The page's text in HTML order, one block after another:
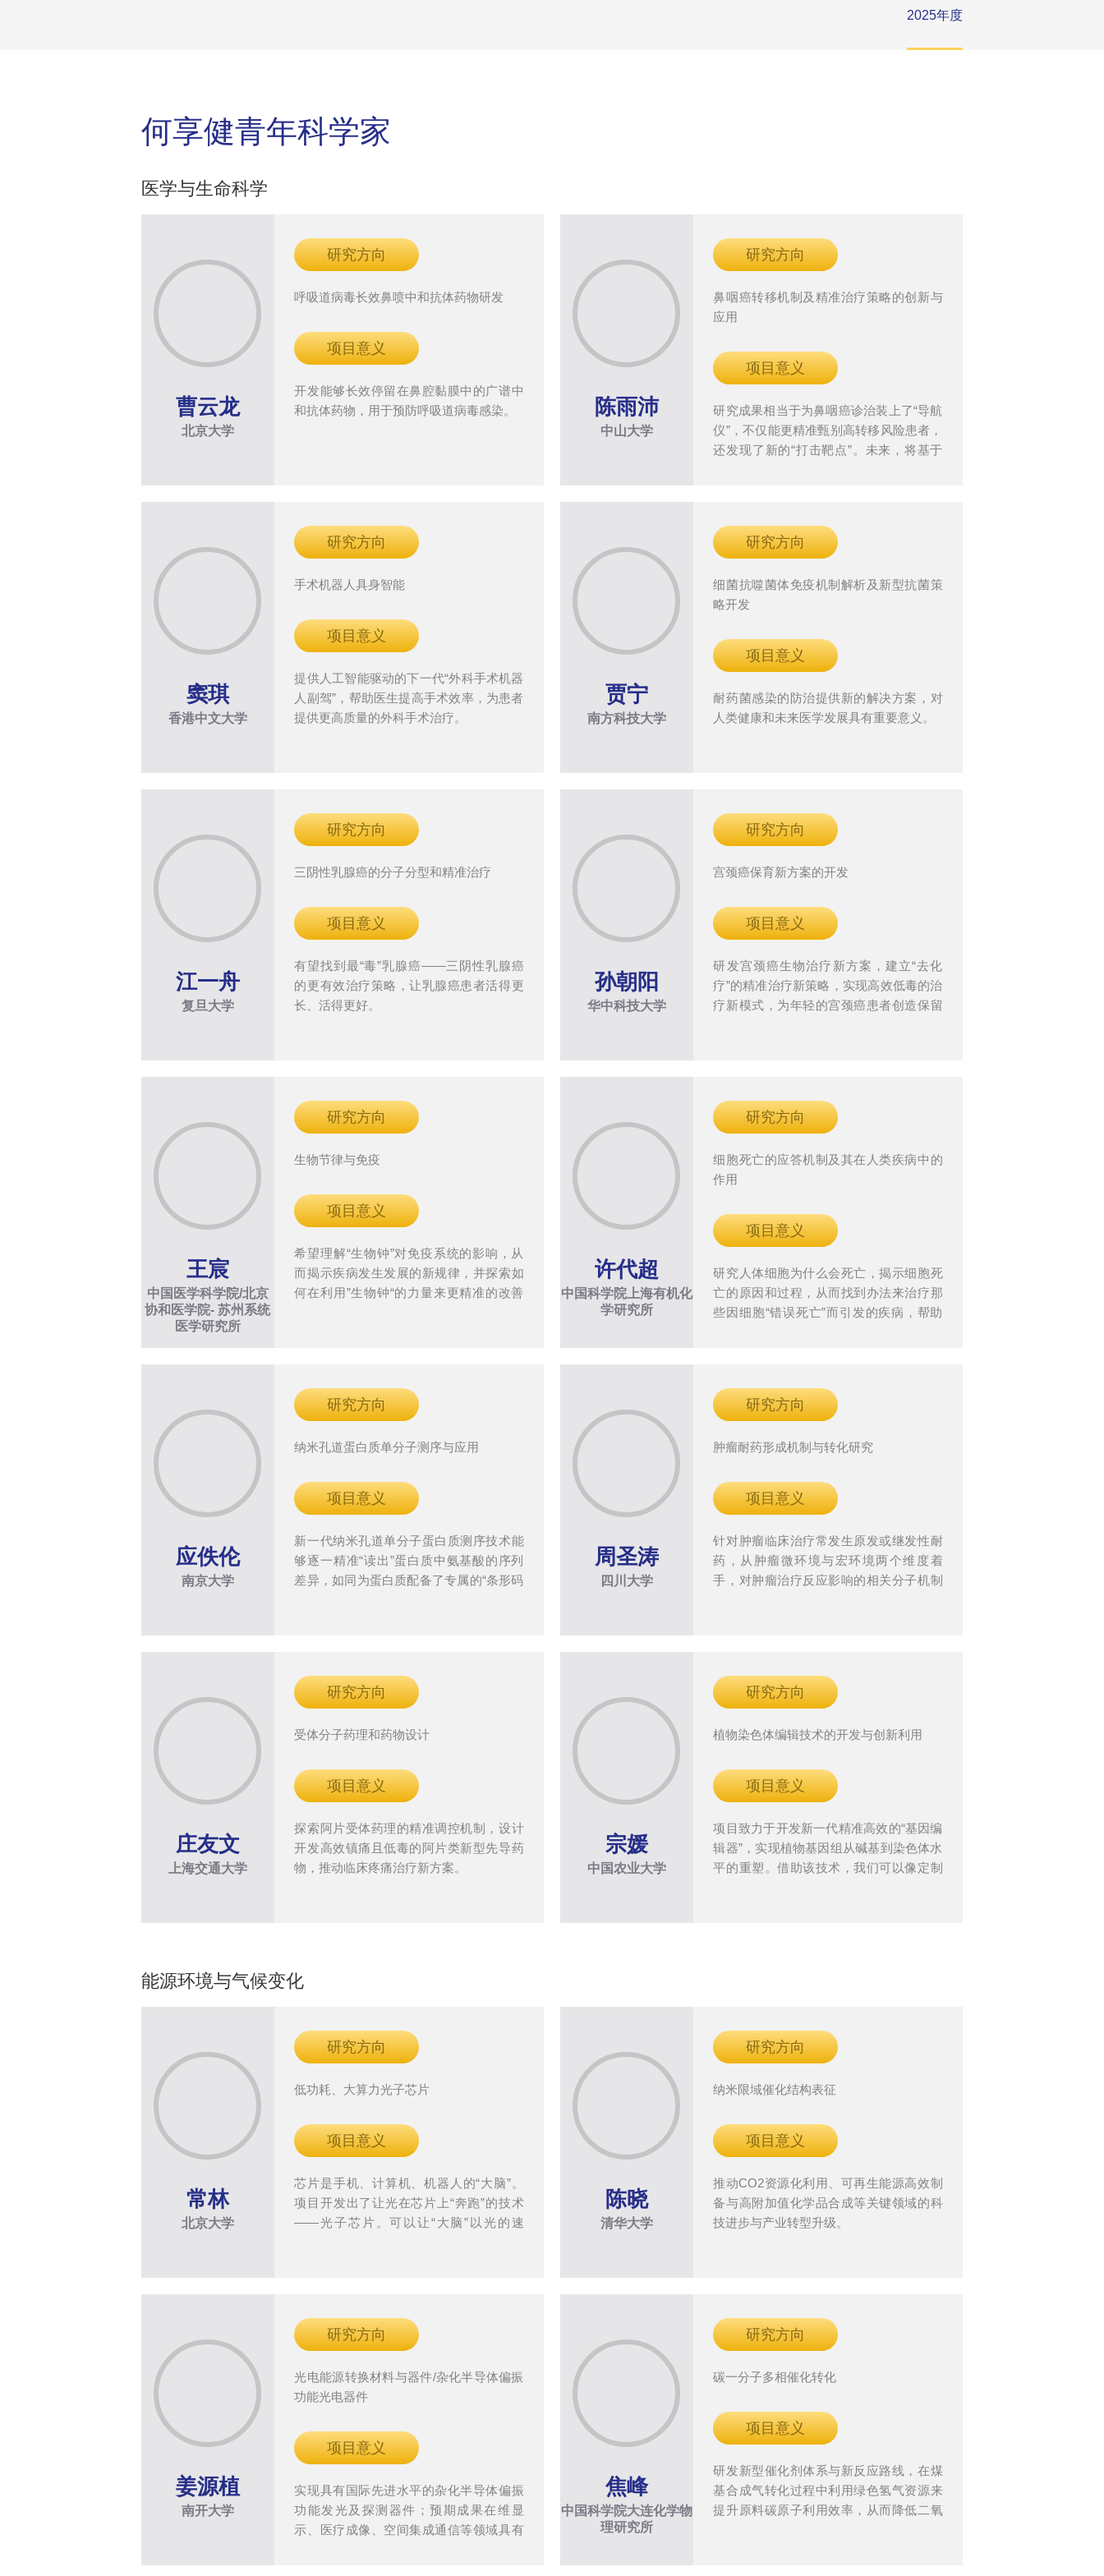
2025年度
何享健青年科学家
医学与生命科学
曹云龙
北京大学
研究方向
呼吸道病毒长效鼻喷中和抗体药物研发
项目意义
开发能够长效停留在鼻腔黏膜中的广谱中
和抗体药物，用于预防呼吸道病毒感染。
陈雨沛
中山大学
研究方向
鼻咽癌转移机制及精准治疗策略的创新与
应用
项目意义
研究成果相当于为鼻咽癌诊治装上了“导航
仪”，不仅能更精准甄别高转移风险患者，
还发现了新的“打击靶点”。未来，将基于
窦琪
香港中文大学
研究方向
手术机器人具身智能
项目意义
提供人工智能驱动的下一代“外科手术机器
人副驾”，帮助医生提高手术效率，为患者
提供更高质量的外科手术治疗。
贾宁
南方科技大学
研究方向
细菌抗噬菌体免疫机制解析及新型抗菌策
略开发
项目意义
耐药菌感染的防治提供新的解决方案，对
人类健康和未来医学发展具有重要意义。
江一舟
复旦大学
研究方向
三阴性乳腺癌的分子分型和精准治疗
项目意义
有望找到最“毒”乳腺癌——三阴性乳腺癌
的更有效治疗策略，让乳腺癌患者活得更
长、活得更好。
孙朝阳
华中科技大学
研究方向
宫颈癌保育新方案的开发
项目意义
研发宫颈癌生物治疗新方案，建立“去化
疗”的精准治疗新策略，实现高效低毒的治
疗新模式，为年轻的宫颈癌患者创造保留
王宸
中国医学科学院/北京
协和医学院- 苏州系统
医学研究所
研究方向
生物节律与免疫
项目意义
希望理解“生物钟”对免疫系统的影响，从
而揭示疾病发生发展的新规律，并探索如
何在利用”生物钟“的力量来更精准的改善
许代超
中国科学院上海有机化
学研究所
研究方向
细胞死亡的应答机制及其在人类疾病中的
作用
项目意义
研究人体细胞为什么会死亡，揭示细胞死
亡的原因和过程，从而找到办法来治疗那
些因细胞“错误死亡”而引发的疾病，帮助
应佚伦
南京大学
研究方向
纳米孔道蛋白质单分子测序与应用
项目意义
新一代纳米孔道单分子蛋白质测序技术能
够逐一精准“读出”蛋白质中氨基酸的序列
差异，如同为蛋白质配备了专属的“条形码
周圣涛
四川大学
研究方向
肿瘤耐药形成机制与转化研究
项目意义
针对肿瘤临床治疗常发生原发或继发性耐
药，从肿瘤微环境与宏环境两个维度着
手，对肿瘤治疗反应影响的相关分子机制
庄友文
上海交通大学
研究方向
受体分子药理和药物设计
项目意义
探索阿片受体药理的精准调控机制，设计
开发高效镇痛且低毒的阿片类新型先导药
物，推动临床疼痛治疗新方案。
宗媛
中国农业大学
研究方向
植物染色体编辑技术的开发与创新利用
项目意义
项目致力于开发新一代精准高效的“基因编
辑器”，实现植物基因组从碱基到染色体水
平的重塑。借助该技术，我们可以像定制
能源环境与气候变化
常林
北京大学
研究方向
低功耗、大算力光子芯片
项目意义
芯片是手机、计算机、机器人的“大脑”。
项目开发出了让光在芯片上“奔跑”的技术
——光子芯片。可以让“大脑”以光的速
陈晓
清华大学
研究方向
纳米限域催化结构表征
项目意义
推动CO2资源化利用、可再生能源高效制
备与高附加值化学品合成等关键领域的科
技进步与产业转型升级。
姜源植
南开大学
研究方向
光电能源转换材料与器件/杂化半导体偏振
功能光电器件
项目意义
实现具有国际先进水平的杂化半导体偏振
功能发光及探测器件；预期成果在维显
示、医疗成像、空间集成通信等领域具有
焦峰
中国科学院大连化学物
理研究所
研究方向
碳一分子多相催化转化
项目意义
研发新型催化剂体系与新反应路线，在煤
基合成气转化过程中利用绿色氢气资源来
提升原料碳原子利用效率，从而降低二氧